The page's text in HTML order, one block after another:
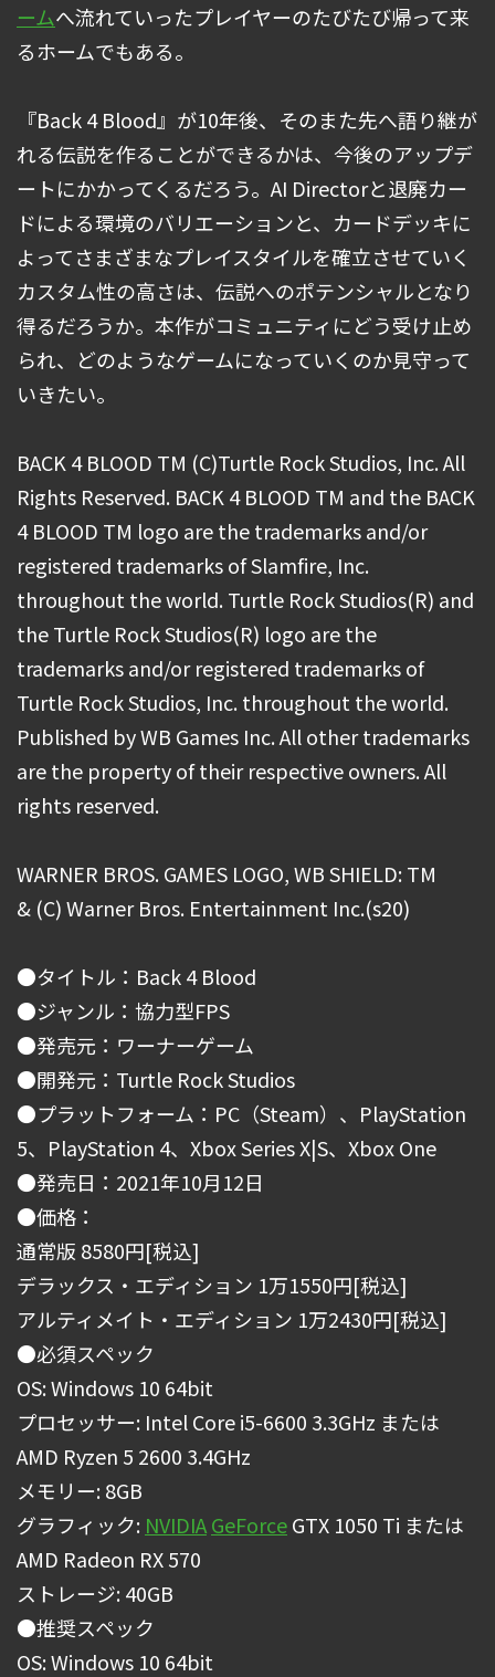
ームへ流れていったプレイヤーのたびたび帰って来
るホームでもある。
『Back 4 Blood』が10年後、そのまた先へ語り継が
れる伝説を作ることができるかは、今後のアップデ
ートにかかってくるだろう。AI Directorと退廃カー
ドによる環境のバリエーションと、カードデッキに
よってさまざまなプレイスタイルを確立させていく
カスタム性の高さは、伝説へのポテンシャルとなり
得るだろうか。本作がコミュニティにどう受け止め
られ、どのようなゲームになっていくのか見守って
いきたい。
BACK 4 BLOOD TM (C)Turtle Rock Studios, Inc. All
Rights Reserved. BACK 4 BLOOD TM and the BACK
4 BLOOD TM logo are the trademarks and/or
registered trademarks of Slamfire, Inc.
throughout the world. Turtle Rock Studios(R) and
the Turtle Rock Studios(R) logo are the
trademarks and/or registered trademarks of
Turtle Rock Studios, Inc. throughout the world.
Published by WB Games Inc. All other trademarks
are the property of their respective owners. All
rights reserved.
WARNER BROS. GAMES LOGO, WB SHIELD: TM
& (C) Warner Bros. Entertainment Inc.(s20)
●タイトル：Back 4 Blood
●ジャンル：協力型FPS
●発売元：ワーナーゲーム
●開発元：Turtle Rock Studios
●プラットフォーム：PC（Steam）、PlayStation
5、PlayStation 4、Xbox Series X|S、Xbox One
●発売日：2021年10月12日
●価格：
通常版 8580円[税込]
デラックス・エディション 1万1550円[税込]
アルティメイト・エディション 1万2430円[税込]
●必須スペック
OS: Windows 10 64bit
プロセッサー: Intel Core i5-6600 3.3GHz または
AMD Ryzen 5 2600 3.4GHz
メモリー: 8GB
グラフィック: NVIDIAGeForceGTX 1050 Ti または
AMD Radeon RX 570
ストレージ: 40GB
●推奨スペック
OS: Windows 10 64bit